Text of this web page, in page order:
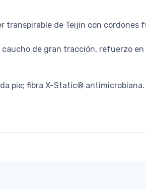
transpirable de Teijin con cordones
de gran tracción, refuerzo
pie; fibra X-Static® antimicrobiana.